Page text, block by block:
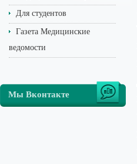
Для студентов
Газета Медицинские
ведомости
Мы Вконтакте